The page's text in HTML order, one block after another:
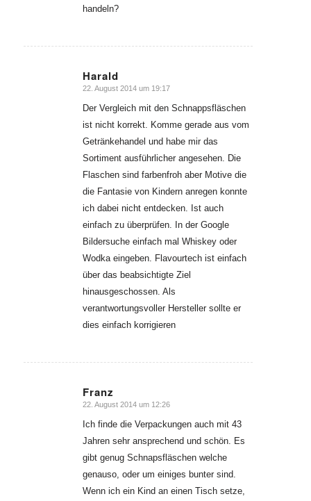
handeln?
Harald
sagte:
22. August 2014 um 19:17
Der Vergleich mit den Schnappsfläschen
ist nicht korrekt. Komme gerade aus vom
Getränkehandel und habe mir das
Sortiment ausführlicher angesehen. Die
Flaschen sind farbenfroh aber Motive die
die Fantasie von Kindern anregen konnte
ich dabei nicht entdecken. Ist auch
einfach zu überprüfen. In der Google
Bildersuche einfach mal Whiskey oder
Wodka eingeben. Flavourtech ist einfach
über das beabsichtigte Ziel
hinausgeschossen. Als
verantwortungsvoller Hersteller sollte er
dies einfach korrigieren
Franz
sagte:
22. August 2014 um 12:26
Ich finde die Verpackungen auch mit 43
Jahren sehr ansprechend und schön. Es
gibt genug Schnapsfläschen welche
genauso, oder um einiges bunter sind.
Wenn ich ein Kind an einen Tisch setze,